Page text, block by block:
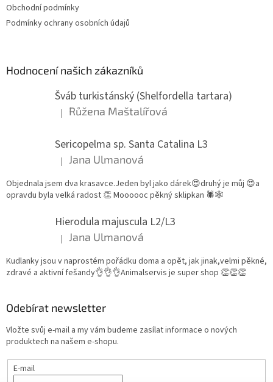
Obchodní podmínky
Podmínky ochrany osobních údajů
Hodnocení našich zákazníků
Šváb turkistánský (Shelfordella tartara)
Hodnocení produktu je 5 z 5 hvězdiček.
| Růžena Maštalířová
Sericopelma sp. Santa Catalina L3
Hodnocení produktu je 5 z 5 hvězdiček.
| Jana Ulmanová
Objednala jsem dva krasavce.Jeden byl jako dárek😍druhý je můj 😍a
opravdu byla velká radost 👏 Moooooc pěkný sklipkan 🕷🕸
Hierodula majuscula L2/L3
Hodnocení produktu je 5 z 5 hvězdiček.
| Jana Ulmanová
Kudlanky jsou v naprostém pořádku doma a opět, jak jinak,velmi pěkné,
zdravé a aktivní fešandy👌👌👌Animalservis je super shop 👏👏👏
Odebírat newsletter
Vložte svůj e-mail a my vám budeme zasílat informace o nových
produktech na našem e-shopu.
E-mail